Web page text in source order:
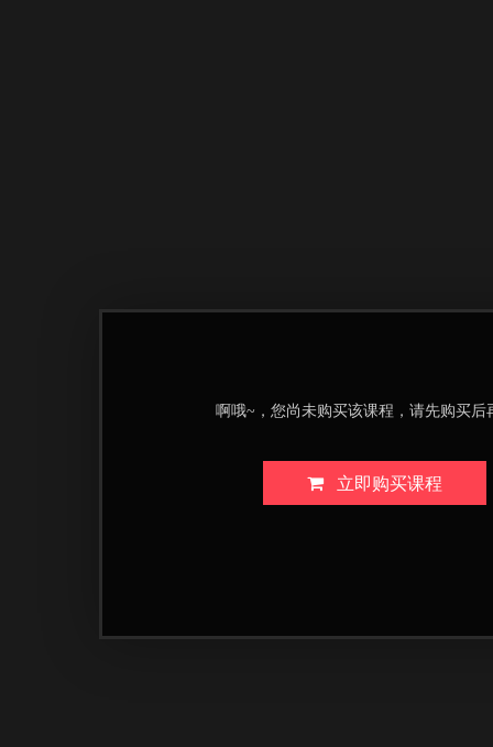
啊哦~，您尚未购买该课程，请先购买后
立即购买课程